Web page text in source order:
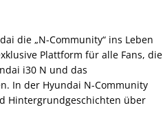
die „N-Community“ ins Leben
Plattform für alle Fans, die
i30 N und das
In der Hyundai N-Community
Hintergrundgeschichten über